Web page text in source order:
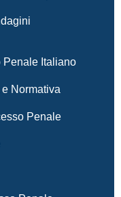
Penale Italiano
Normativa
Penale